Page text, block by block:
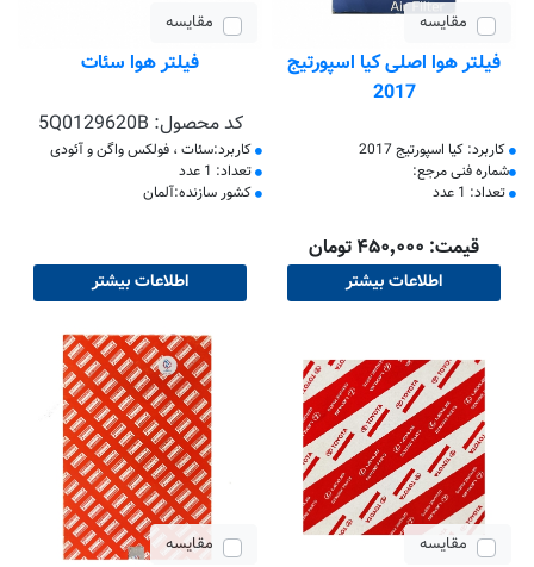
مقایسه
فیلتر هوا اصلی کیا اسپورتیج
2017
کاربرد: کیا اسپورتیج 2017
شماره فنی مرجع:
تعداد: 1 عدد
قیمت: ۴۵۰٬۰۰۰ تومان
اطلاعات بیشتر
مقایسه
فیلتر هوا سئات
کد محصول: 5Q0129620B
کاربرد:سئات ، فولکس واگن و آئودی
تعداد: 1 عدد
کشور سازنده:آلمان
اطلاعات بیشتر
مقایسه مقایسه